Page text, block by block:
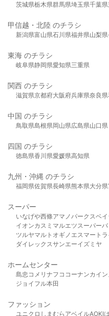
茨城県栃木県群馬県埼玉県千葉県
甲信越・北陸 のチラシ
新潟県富山県石川県福井県山梨県
東海 のチラシ
岐阜県静岡県愛知県三重県
関西 のチラシ
滋賀県京都府大阪府兵庫県奈良県
中国 のチラシ
鳥取県島根県岡山県広島県山口県
四国 のチラシ
徳島県香川県愛媛県高知県
九州・沖縄 のチラシ
福岡県佐賀県長崎県熊本県大分県
スーパー
いなげや西條アマノパークスベ
イオンカスミ マルエツスーパー
ツルヤマルト オギノ エスマート
ダイレックスサンエーイズミヤ
ホームセンター
島忠 コメリ ナフコ コーナンカイ
ジョイフル本田
ファッション
ユニクロ しまむら アベイルAOKI